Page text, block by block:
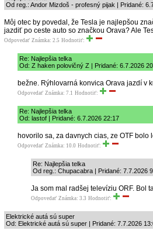
Od reg.: Andor Mizdoš - profesný pijak | Pridané:
Môj otec by povedal, že Tesla je najlepšou
jazdiť po ceste auto so značkou Orava? Ale
Odpovedať Známka: 2.5 Hodnotiť:
Re: Najlepšia telka
Od: Z haken polovičný Z | Pridané: 6.7.2026
bežne. Rýhlovarná konvica Orava jazdí v
Odpovedať Známka: 7.1 Hodnotiť:
Re: Najlepšia telka
Od: lastof | Pridané: 6.7.2026 22:17
hovorilo sa, za davnych cias, ze OTF bolo
Odpovedať Známka: 10.0 Hodnotiť:
Re: Najlepšia telka
Od reg.: Chupacabra | Pridané: 7.7.2026
Ja som mal radšej televíziu ORF. Bol
Odpovedať Známka: 3.3 Hodnotiť:
Elektrické autá sú super
Od: Elektrické autá sú super | Pridané: 7.7.2026